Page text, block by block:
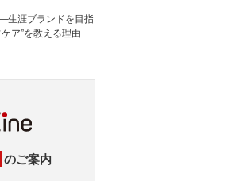
涯ブランドを目指
ア”を教える理由
のご案内